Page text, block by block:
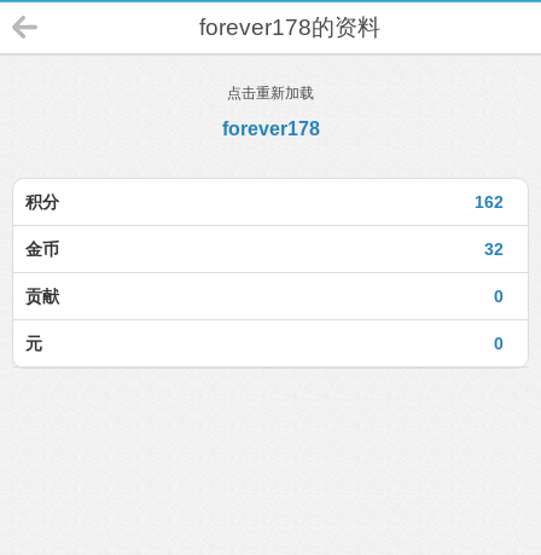
forever178的资料
点击重新加载
forever178
162
积分
32
金币
0
贡献
0
元